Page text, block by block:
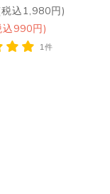
込1,980円)
990円)
1件